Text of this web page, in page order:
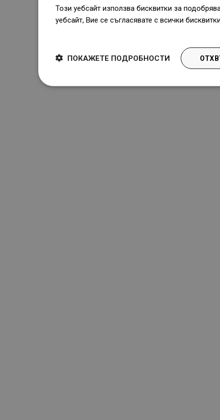
Този уебсайт използва бисквитки за
уебсайт, Вие се съгласявате с всички
ПОКАЖЕТЕ ПОДРОБНОСТИ